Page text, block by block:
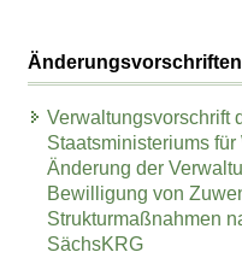
Änderungsvorschriften
Verwaltungsvorschrift
Staatsministeriums
Änderung der
Bewilligung von
Strukturmaßnahmen
SächsKRG